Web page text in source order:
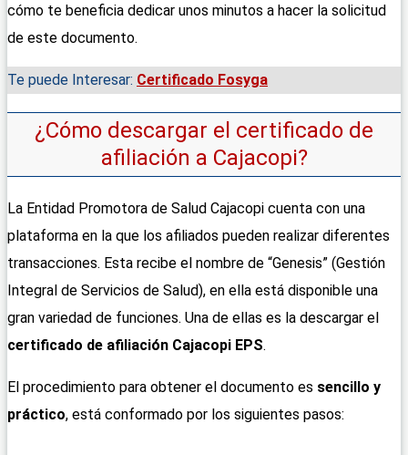
cómo te beneficia dedicar unos minutos a hacer la solicitud
de este documento.
Te puede Interesar: Certificado Fosyga
¿Cómo descargar el certificado de
afiliación a Cajacopi?
La Entidad Promotora de Salud Cajacopi cuenta con una
plataforma en la que los afiliados pueden realizar diferentes
transacciones. Esta recibe el nombre de “Genesis” (Gestión
Integral de Servicios de Salud), en ella está disponible una
gran variedad de funciones. Una de ellas es la descargar el
certificado de afiliación Cajacopi EPS.
El procedimiento para obtener el documento es sencillo y
práctico, está conformado por los siguientes pasos: